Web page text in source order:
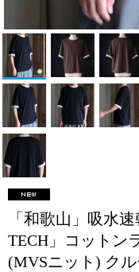
「和歌山」吸水
TECH」コットン
(MVSニット) ク